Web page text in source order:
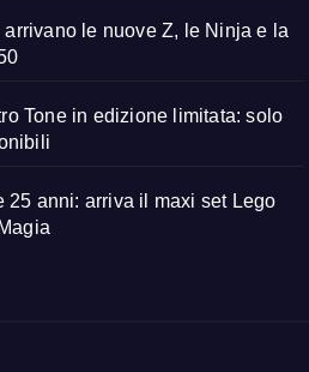
le nuove Z, le Ninja e la
Tone in edizione limitata: solo
25 anni: arriva il maxi set Lego